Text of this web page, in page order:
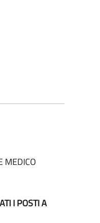
MEDICO
I POSTI A